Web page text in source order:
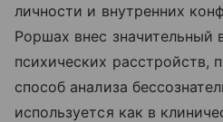
личности и внутренних
Роршах внес значительный
психических расстройств,
способ анализа
используется как в